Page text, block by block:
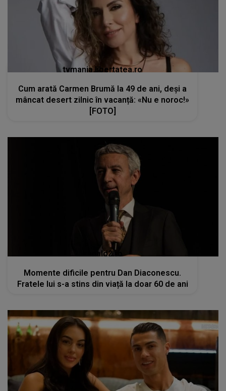
tvmania.libertatea.ro
Cum arată Carmen Brumă la 49 de ani, deși a
mâncat desert zilnic în vacanță: «Nu e noroc!»
[FOTO]
kanald2.ro
Momente dificile pentru Dan Diaconescu.
Fratele lui s-a stins din viață la doar 60 de ani